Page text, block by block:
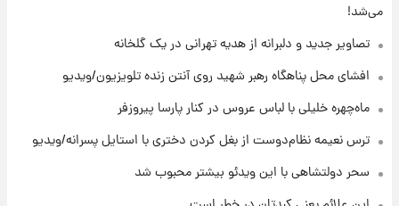
۲۱ ساعت پیش
بازیکن به درد نخور استقلال با مقصد اروپا این
تیم را ترک کرد!
تصاویر کمتر دیده‌شده از شهیدان حاجی‌زاده و
می‌شد!
تصاویر جدید و دلبرانه از هدیه تهرانی در یک گلخانه
افشای محل پناهگاه‌ رهبر شهید روی آنتن زنده تلویزیون/ویدیو
ماه‌چهره خلیلی با لباس عروس در کنار پارسا پیروزفر
ترس نعیمه نظام‌دوست از بغل کردن دختری با استایل پسرانه/ویدیو
سحر دولتشاهی با این ویدئو بیشتر محبوب شد